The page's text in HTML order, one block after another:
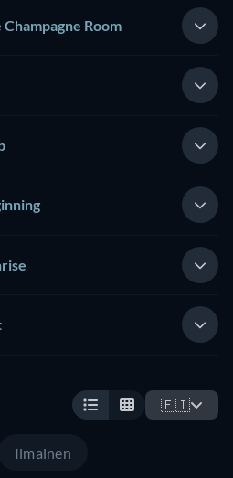
Room
🇫🇮
Ilmainen